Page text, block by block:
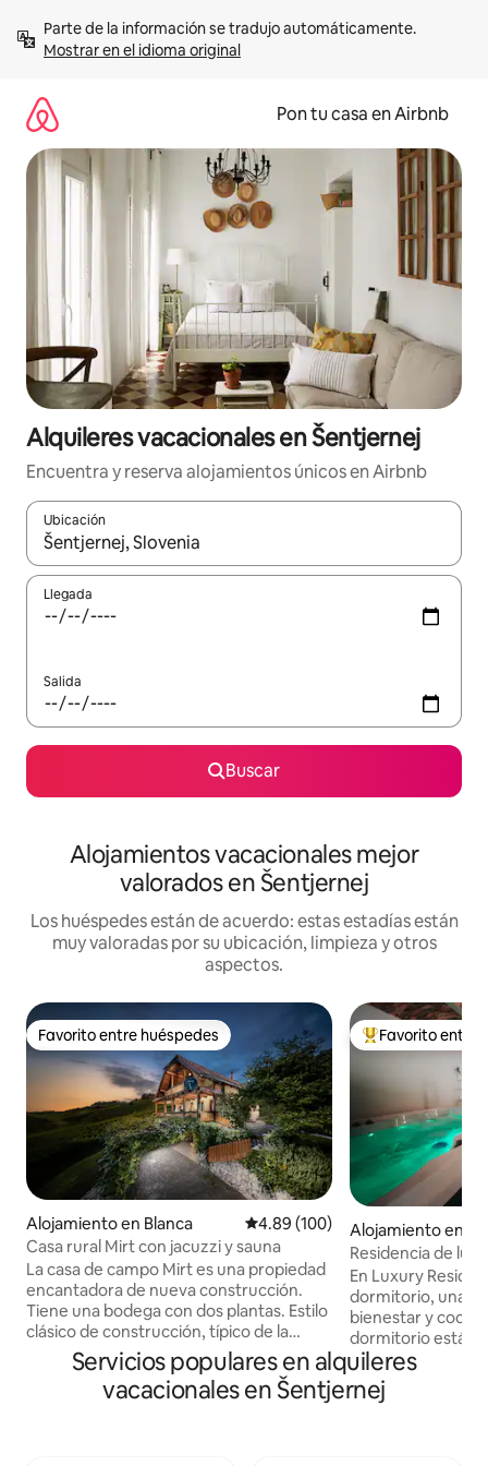
contenidoMostrar en el idioma original
Pon tu casa en Airbnb
Alquileres vacacionales en Šentjernej
Encuentra y reserva alojamientos únicos en Airbnb
Ubicación
Cuando los resultados estén disponibles, navega con las
Llegada
Salida
Buscar
Alojamientos vacacionales mejor
valorados en Šentjernej
Los huéspedes están de acuerdo: estas estadías están
muy valoradas por su ubicación, limpieza y otros
aspectos.
Favorito entre huéspedes
Favorito entre huéspedes
Alojamiento en Blanca Calificación promedio: 4.89 de
4.89 (100)
Casa rural Mirt con jacuzzi y sauna
La casa de campo Mirt es una propiedad
encantadora de nueva construcción.
Tiene una bodega con dos plantas. Estilo
clásico de construcción, típico de la
cultura vinícola, con hermosos detalles
hechos en madera. La casa de campo
también cuenta con una terraza y
Favorito entre
Favorito entre
Alojamiento en
Residencia de
En Luxury
dormitorio, una
bienestar y
dormitorio está
personas y está
central por una
equipada con el
Servicios populares en alquileres
vacacionales en Šentjernej